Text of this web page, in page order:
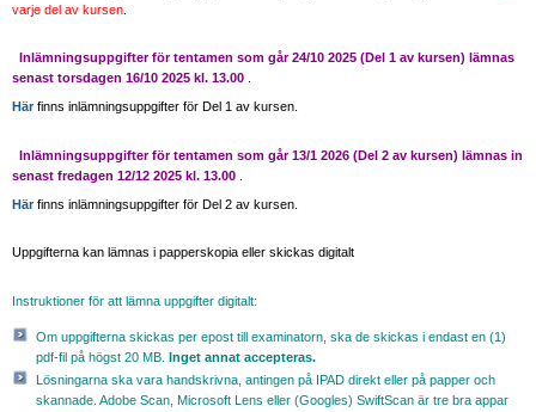
varje del av kursen
Inlämningsuppgifter för tentamen som går 24/10 2025 (Del 1 av kursen) lämnas
senast torsdagen 16/10 2025 kl. 13.00 .
Här finns inlämningsuppgifter för Del 1 av kursen.
Inlämningsuppgifter för tentamen som går 13/1 2026 (Del 2 av kursen) lämnas in
senast fredagen 12/12 2025 kl. 13.00
Här finns inlämningsuppgifter för Del 2 av kursen.
Uppgifterna kan lämnas i papperskopia eller skickas digitalt
Instruktioner för att lämna uppgifter digitalt:
Om uppgifterna skickas per epost till examinatorn, ska de skickas i endast en (1)
pdf-fil på högst 20 MB.
Inget annat accepteras.
Lösningarna ska vara handskrivna, antingen på IPAD direkt eller på papper och
skannade. Adobe Scan, Microsoft Lens eller (Googles) SwiftScan är tre bra appar